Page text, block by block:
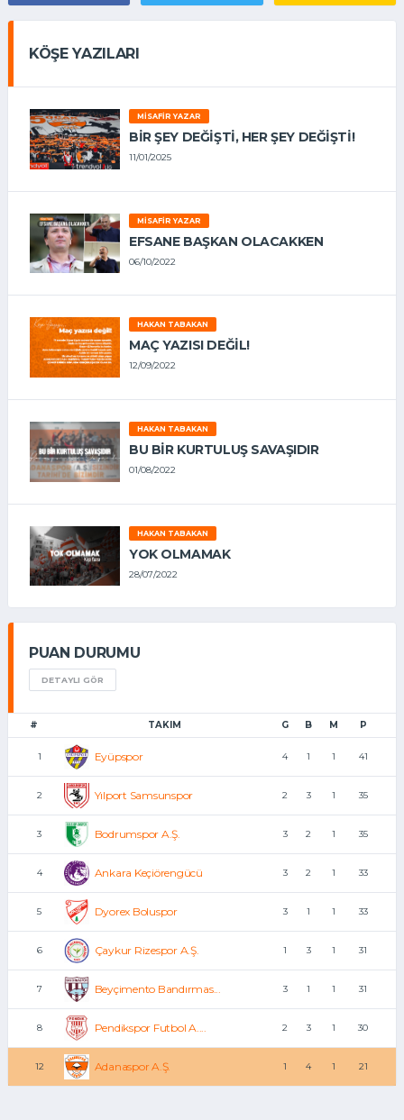
KÖŞE YAZILARI
MISAFIR YAZAR
BIR ŞEY DEĞIŞTI, HER ŞEY DEĞIŞTI!
11/01/2025
MISAFIR YAZAR
EFSANE BAŞKAN OLACAKKEN
06/10/2022
HAKAN TABAKAN
MAÇ YAZISI DEĞİL!
12/09/2022
HAKAN TABAKAN
BU BİR KURTULUŞ SAVAŞIDIR
01/08/2022
HAKAN TABAKAN
YOK OLMAMAK
28/07/2022
PUAN DURUMU
DETAYLI GÖR
# TAKIM G B M P
1 Eyüpspor 4 1 1 41
2 Yılport Samsunspor 2 3 1 35
3 Bodrumspor A.Ş. 3 2 1 35
4 Ankara Keçiörengücü 3 2 1 33
5 Dyorex Boluspor 3 1 1 33
6 Çaykur Rizespor A.Ş. 1 3 1 31
7 Beyçimento Bandırmas... 3 1 1 31
8 Pendikspor Futbol A.... 2 3 1 30
12 Adanaspor A.Ş. 1 4 1 21